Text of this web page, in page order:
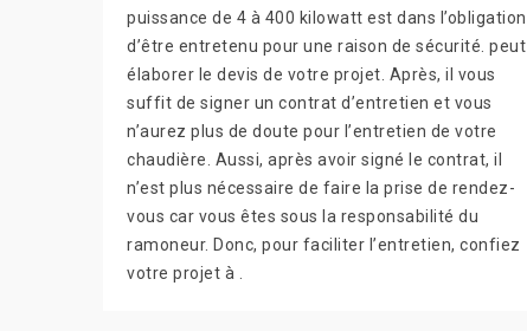
puissance de 4 à 400 kilowatt est dans l’obligation
d’être entretenu pour une raison de sécurité. peut
élaborer le devis de votre projet. Après, il vous
suffit de signer un contrat d’entretien et vous
n’aurez plus de doute pour l’entretien de votre
chaudière. Aussi, après avoir signé le contrat, il
n’est plus nécessaire de faire la prise de rendez-
vous car vous êtes sous la responsabilité du
ramoneur. Donc, pour faciliter l’entretien, confiez
votre projet à .